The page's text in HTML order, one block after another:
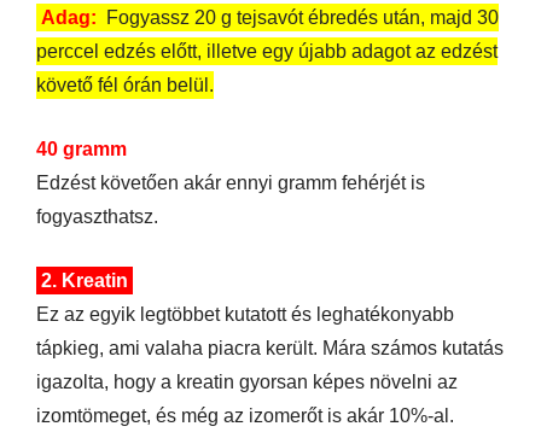
Adag:
Fogyassz 20 g tejsavót ébredés után, majd 30
perccel edzés előtt, illetve egy újabb adagot az edzést
követő fél órán belül.
40 gramm
Edzést követően akár ennyi gramm fehérjét is
fogyaszthatsz.
2. Kreatin
Ez az egyik legtöbbet kutatott és leghatékonyabb
tápkieg, ami valaha piacra került. Mára számos kutatás
igazolta, hogy a kreatin gyorsan képes növelni az
izomtömeget, és még az izomerőt is akár 10%-al.